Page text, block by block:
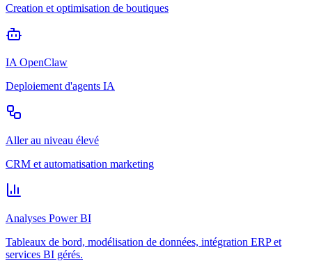
Creation et optimisation de boutiques
IA OpenClaw
Deploiement d'agents IA
Aller au niveau élevé
CRM et automatisation marketing
Analyses Power BI
Tableaux de bord, modélisation de données, intégration ERP et
services BI gérés.